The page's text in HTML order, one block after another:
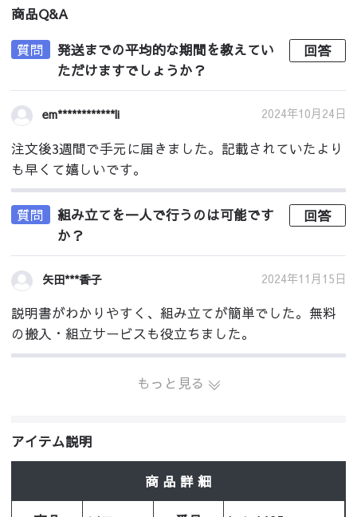
商品Q&A
質問
発送までの平均的な期間を教えてい
ただけますでしょうか？
回答
em************li 2024年10月24日
注文後3週間で手元に届きました。記載されていたより
も早くて嬉しいです。
質問
組み立てを一人で行うのは可能です
か？
回答
矢田***香子 2024年11月15日
説明書がわかりやすく、組み立てが簡単でした。無料
の搬入・組立サービスも役立ちました。
もっと見る
アイテム説明
商 品 詳 細